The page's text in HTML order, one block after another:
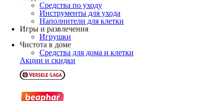
Средства по уходу
Инструменты для ухода
Наполнители для клетки
Игры и развлечения
Игрушки
Чистота в доме
Средства для дома и клетки
Акции и скидки